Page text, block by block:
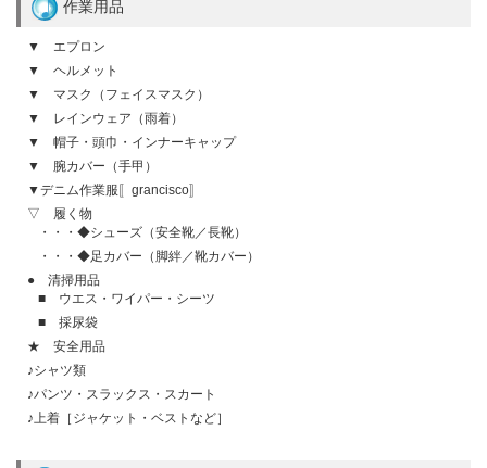
作業用品
▼ エプロン
▼ ヘルメット
▼ マスク（フェイスマスク）
▼ レインウェア（雨着）
▼ 帽子・頭巾・インナーキャップ
▼ 腕カバー（手甲）
▼デニム作業服〚grancisco〛
▽ 履く物
・・・◆シューズ（安全靴／長靴）
・・・◆足カバー（脚絆／靴カバー）
● 清掃用品
■ ウエス・ワイパー・シーツ
■ 採尿袋
★ 安全用品
♪シャツ類
♪パンツ・スラックス・スカート
♪上着［ジャケット・ベストなど］